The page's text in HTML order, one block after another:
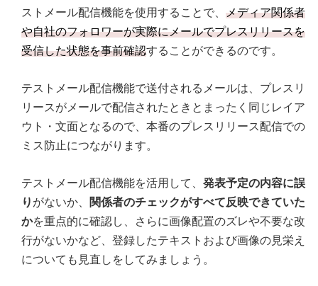
ストメール配信機能を使用することで、 メディア関係者
や自社のフォロワーが実際にメールでプレスリリースを
受信した状態を事前確認することができるのです。
テストメール配信機能で送付されるメールは、プレスリ
リースがメールで配信されたときとまったく同じレイア
ウト・文面となるので、本番のプレスリリース配信での
ミス防止につながります。
テストメール配信機能を活用して、 発表予定の内容に誤
り がないか、
関係者のチェックがすべて反映できていた
かを重点的に確認し、さらに画像配置のズレや不要な改
行がないかなど、登録したテキストおよび画像の見栄え
についても見直しをしてみましょう。